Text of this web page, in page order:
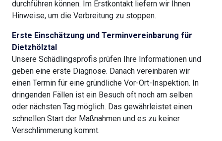
durchführen können. Im Erstkontakt liefern wir Ihnen
Hinweise, um die Verbreitung zu stoppen.
Erste Einschätzung und Terminvereinbarung für
Dietzhölztal
Unsere Schädlingsprofis prüfen Ihre Informationen und
geben eine erste Diagnose. Danach vereinbaren wir
einen Termin für eine gründliche Vor-Ort-Inspektion. In
dringenden Fällen ist ein Besuch oft noch am selben
oder nächsten Tag möglich. Das gewährleistet einen
schnellen Start der Maßnahmen und es zu keiner
Verschlimmerung kommt.